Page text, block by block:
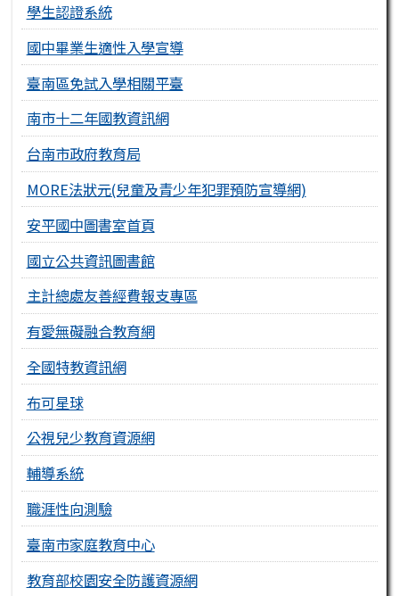
學生認證系統
國中畢業生適性入學宣導
臺南區免試入學相關平臺
南市十二年國教資訊網
台南市政府教育局
MORE法狀元(兒童及青少年犯罪預防宣導網)
安平國中圖書室首頁
國立公共資訊圖書館
主計總處友善經費報支專區
有愛無礙融合教育網
全國特教資訊網
布可星球
公視兒少教育資源網
輔導系統
職涯性向測驗
臺南市家庭教育中心
教育部校園安全防護資源網